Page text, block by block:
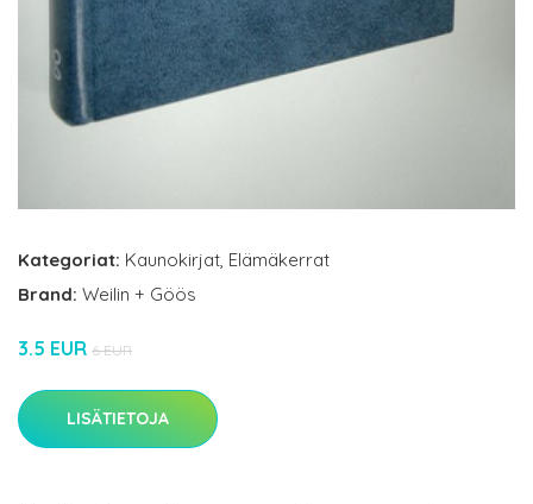
Kategoriat: Kaunokirjat, Elämäkerrat
Brand: Weilin + Göös
3.5 EUR 6 EUR
LISÄTIETOJA